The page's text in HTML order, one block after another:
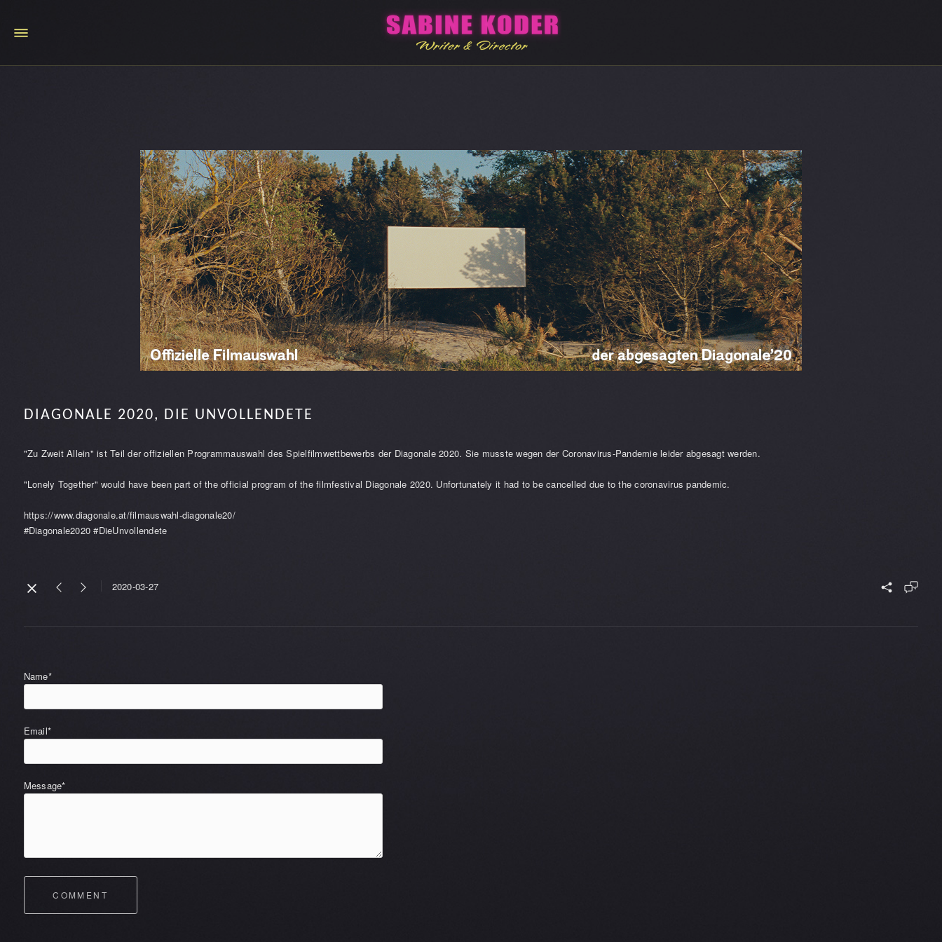
DIAGONALE 2020, DIE UNVOLLENDETE
"Zu Zweit Allein" ist Teil der offiziellen Programmauswahl des Spielfilmwettbewerbs der Diagonale 2020. Sie musste wegen der Coronavirus-Pandemie leider abgesagt werden.
"Lonely Together" would have been part of the official program of the filmfestival Diagonale 2020. Unfortunately it had to be cancelled due to the coronavirus pandemic.
https://www.diagonale.at/filmauswahl-diagonale20/
#Diagonale2020 #DieUnvollendete
2020-03-27
Name*
Email*
Message*
COMMENT